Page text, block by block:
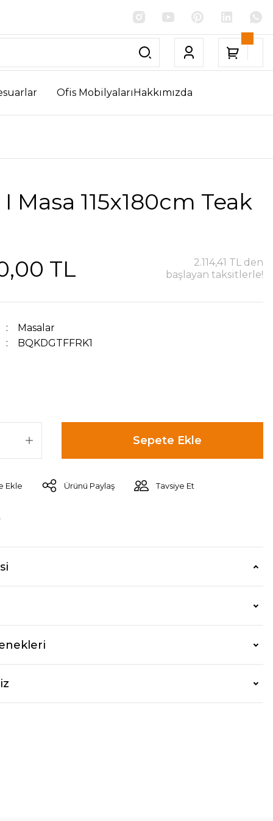
Ofis MobilyalarıHakkımızda
Masa 115x180cm Teak
TL
2.114,41 TL den
başlayan taksitlerle!
Masalar
BQKDGTFFRK1
Sepete Ekle
Ürünü Paylaş Tavsiye Et